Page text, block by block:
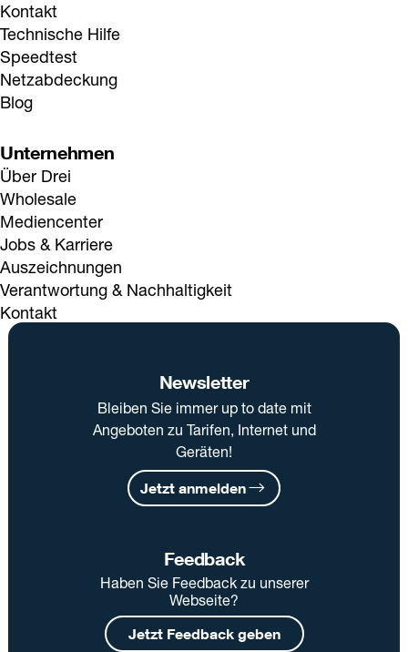
Kontakt
Technische Hilfe
Speedtest
Netzabdeckung
Blog
Unternehmen
Über Drei
Wholesale
Mediencenter
Jobs & Karriere
Auszeichnungen
Verantwortung & Nachhaltigkeit
Kontakt
Newsletter
Bleiben Sie immer up to date mit
Angeboten zu Tarifen, Internet und
Geräten!
Jetzt anmelden
Feedback
Haben Sie Feedback zu unserer
Webseite?
Jetzt Feedback geben